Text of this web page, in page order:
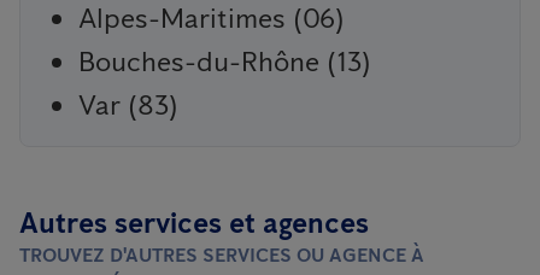
Alpes-Maritimes (06)
Bouches-du-Rhône (13)
Var (83)
Autres services et agences
TROUVEZ D'AUTRES SERVICES OU AGENCE À